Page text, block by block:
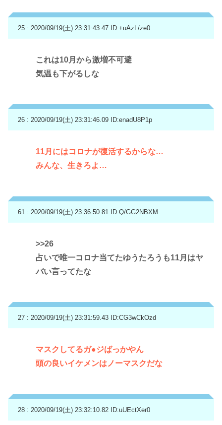
25 : 2020/09/19(土) 23:31:43.47 ID:+uAzL/ze0
これは10月から激増不可避
気温も下がるしな
26 : 2020/09/19(土) 23:31:46.09 ID:enadU8P1p
11月にはコロナが復活するからな…
みんな、生きろよ…
61 : 2020/09/19(土) 23:36:50.81 ID:Q/GG2NBXM
>>26
占いで唯一コロナ当てたゆうたろうも11月はヤ
バい言ってたな
27 : 2020/09/19(土) 23:31:59.43 ID:CG3wCkOzd
マスクしてるガ●ジばっかやん
頭の良いイケメンはノーマスクだな
28 : 2020/09/19(土) 23:32:10.82 ID:uUEctXer0